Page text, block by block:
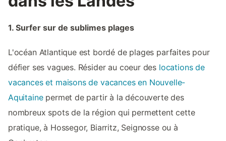
1. Surfer sur de sublimes plages
L'océan Atlantique est bordé de plages parfaites pour
défier ses vagues. Résider au coeur des locations de
vacances et maisons de vacances en Nouvelle-
Aquitainepermet de partir à la découverte des
nombreux spots de la région qui permettent cette
pratique, à Hossegor, Biarritz, Seignosse ou à